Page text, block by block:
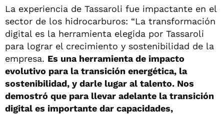
La experiencia de Tassaroli fue impactante en el
sector de los hidrocarburos: “La transformación
digital es la herramienta elegida por Tassaroli
para lograr el crecimiento y sostenibilidad de la
empresa. Es una herramienta de impacto
evolutivo para la transición energética, la
sostenibilidad, y darle lugar al talento. Nos
demostró que para llevar adelante la transición
digital es importante dar capacidades,